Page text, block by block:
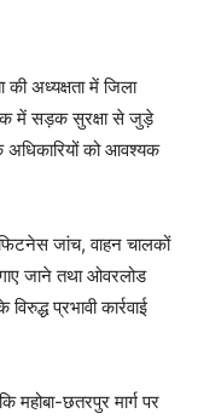
की अध्यक्षता में जिला
में सड़क सुरक्षा से जुड़े
अधिकारियों को आवश्यक
जांच, वाहन चालकों
जाने तथा ओवरलोड
प्रभावी कार्रवाई
महोबा-छतरपुर मार्ग पर